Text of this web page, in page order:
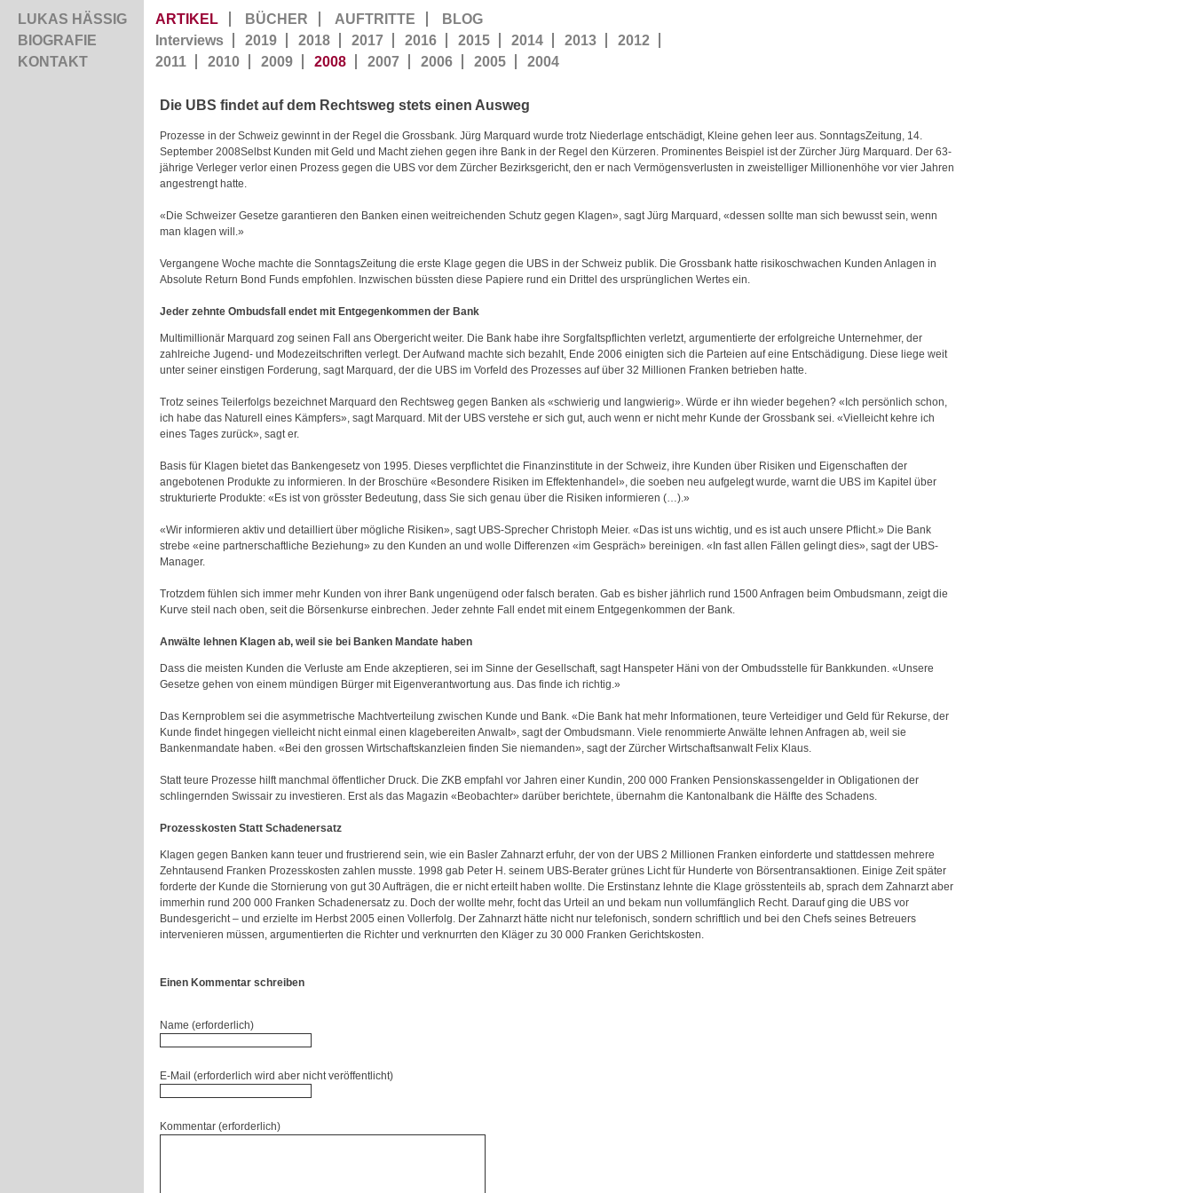
LUKAS HÄSSIG
BIOGRAFIE
KONTAKT
ARTIKEL BÜCHER AUFTRITTE
BLOG
Interviews
2019 2018 2017 2016 2015 2014 2013
2012
2011
2010 2009 2008 2007 2006 2005 2004
Die UBS findet auf dem Rechtsweg stets einen Ausweg
Prozesse in der Schweiz gewinnt in der Regel die Grossbank. Jürg Marquard wurde trotz Niederlage entschädigt, Kleine gehen leer aus. SonntagsZeitung, 14.
September 2008Selbst Kunden mit Geld und Macht ziehen gegen ihre Bank in der Regel den Kürzeren. Prominentes Beispiel ist der Zürcher Jürg Marquard. Der 63-
jährige Verleger verlor einen Prozess gegen die UBS vor dem Zürcher Bezirksgericht, den er nach Vermögensverlusten in zweistelliger Millionenhöhe vor vier Jahren
angestrengt hatte.
«Die Schweizer Gesetze garantieren den Banken einen weitreichenden Schutz gegen Klagen», sagt Jürg Marquard, «dessen sollte man sich bewusst sein, wenn
man klagen will.»
Vergangene Woche machte die SonntagsZeitung die erste Klage gegen die UBS in der Schweiz publik. Die Grossbank hatte risikoschwachen Kunden Anlagen in
Absolute Return Bond Funds empfohlen. Inzwischen büssten diese Papiere rund ein Drittel des ursprünglichen Wertes ein.
Jeder zehnte Ombudsfall endet mit Entgegenkommen der Bank
Multimillionär Marquard zog seinen Fall ans Obergericht weiter. Die Bank habe ihre Sorgfaltspflichten verletzt, argumentierte der erfolgreiche Unternehmer, der
zahlreiche Jugend- und Modezeitschriften verlegt. Der Aufwand machte sich bezahlt, Ende 2006 einigten sich die Parteien auf eine Entschädigung. Diese liege weit
unter seiner einstigen Forderung, sagt Marquard, der die UBS im Vorfeld des Prozesses auf über 32 Millionen Franken betrieben hatte.
Trotz seines Teilerfolgs bezeichnet Marquard den Rechtsweg gegen Banken als «schwierig und langwierig». Würde er ihn wieder begehen? «Ich persönlich schon,
ich habe das Naturell eines Kämpfers», sagt Marquard. Mit der UBS verstehe er sich gut, auch wenn er nicht mehr Kunde der Grossbank sei. «Vielleicht kehre ich
eines Tages zurück», sagt er.
Basis für Klagen bietet das Bankengesetz von 1995. Dieses verpflichtet die Finanzinstitute in der Schweiz, ihre Kunden über Risiken und Eigenschaften der
angebotenen Produkte zu informieren. In der Broschüre «Besondere Risiken im Effektenhandel», die soeben neu aufgelegt wurde, warnt die UBS im Kapitel über
strukturierte Produkte: «Es ist von grösster Bedeutung, dass Sie sich genau über die Risiken informieren (…).»
«Wir informieren aktiv und detailliert über mögliche Risiken», sagt UBS-Sprecher Christoph Meier. «Das ist uns wichtig, und es ist auch unsere Pflicht.» Die Bank
strebe «eine partnerschaftliche Beziehung» zu den Kunden an und wolle Differenzen «im Gespräch» bereinigen. «In fast allen Fällen gelingt dies», sagt der UBS-
Manager.
Trotzdem fühlen sich immer mehr Kunden von ihrer Bank ungenügend oder falsch beraten. Gab es bisher jährlich rund 1500 Anfragen beim Ombudsmann, zeigt die
Kurve steil nach oben, seit die Börsenkurse einbrechen. Jeder zehnte Fall endet mit einem Entgegenkommen der Bank.
Anwälte lehnen Klagen ab, weil sie bei Banken Mandate haben
Dass die meisten Kunden die Verluste am Ende akzeptieren, sei im Sinne der Gesellschaft, sagt Hanspeter Häni von der Ombudsstelle für Bankkunden. «Unsere
Gesetze gehen von einem mündigen Bürger mit Eigenverantwortung aus. Das finde ich richtig.»
Das Kernproblem sei die asymmetrische Machtverteilung zwischen Kunde und Bank. «Die Bank hat mehr Informationen, teure Verteidiger und Geld für Rekurse, der
Kunde findet hingegen vielleicht nicht einmal einen klagebereiten Anwalt», sagt der Ombudsmann. Viele renommierte Anwälte lehnen Anfragen ab, weil sie
Bankenmandate haben. «Bei den grossen Wirtschaftskanzleien finden Sie niemanden», sagt der Zürcher Wirtschaftsanwalt Felix Klaus.
Statt teure Prozesse hilft manchmal öffentlicher Druck. Die ZKB empfahl vor Jahren einer Kundin, 200 000 Franken Pensionskassengelder in Obligationen der
schlingernden Swissair zu investieren. Erst als das Magazin «Beobachter» darüber berichtete, übernahm die Kantonalbank die Hälfte des Schadens.
Prozesskosten Statt Schadenersatz
Klagen gegen Banken kann teuer und frustrierend sein, wie ein Basler Zahnarzt erfuhr, der von der UBS 2 Millionen Franken einforderte und stattdessen mehrere
Zehntausend Franken Prozesskosten zahlen musste. 1998 gab Peter H. seinem UBS-Berater grünes Licht für Hunderte von Börsentransaktionen. Einige Zeit später
forderte der Kunde die Stornierung von gut 30 Aufträgen, die er nicht erteilt haben wollte. Die Erstinstanz lehnte die Klage grösstenteils ab, sprach dem Zahnarzt aber
immerhin rund 200 000 Franken Schadenersatz zu. Doch der wollte mehr, focht das Urteil an und bekam nun vollumfänglich Recht. Darauf ging die UBS vor
Bundesgericht – und erzielte im Herbst 2005 einen Vollerfolg. Der Zahnarzt hätte nicht nur telefonisch, sondern schriftlich und bei den Chefs seines Betreuers
intervenieren müssen, argumentierten die Richter und verknurrten den Kläger zu 30 000 Franken Gerichtskosten.
Einen Kommentar schreiben
Name (erforderlich)
E-Mail (erforderlich wird aber nicht veröffentlicht)
Kommentar (erforderlich)